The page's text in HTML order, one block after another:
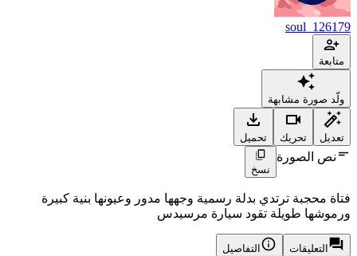
soul_126179
متابعة
ولّد صورة مشابهة
تعديل تحريك تحميل
نص الصورة
نسخ
فتاة محجبة ترتدي بدلة رسمية وجهها مدور وعيونها بنية كبيرة
ورموشها طويلة تقود سيارة مرسيدس
التعليقات التفاصيل